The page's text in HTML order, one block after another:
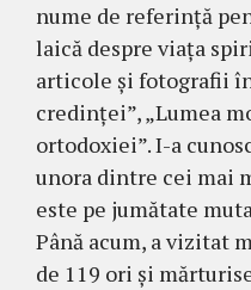
nume de referinţă
laică despre viaţa
arti­cole şi fotografii
credinţei”, „Lu­mea
ortodoxiei”. I-a
unora dintre cei mai
este pe jumătate
Până acum, a vizitat
de 119 ori şi